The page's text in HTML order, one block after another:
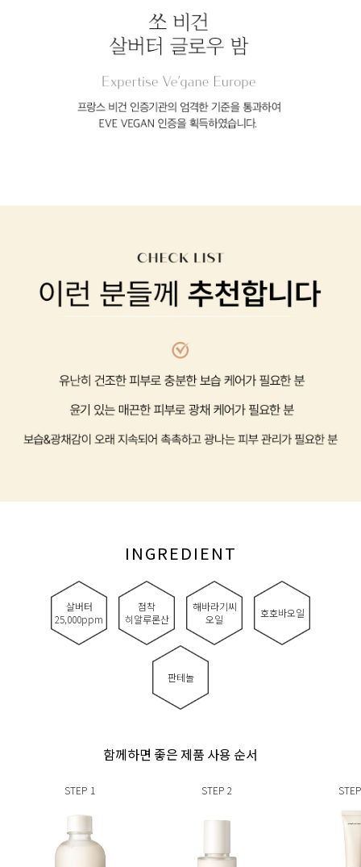
INGREDIENT
살버터
25,000ppm
점착
히알루론산
해바라기씨
오일
호호바오일
판테놀
함께하면 좋은 제품 사용 순서
STEP 1 STEP 2 STEP